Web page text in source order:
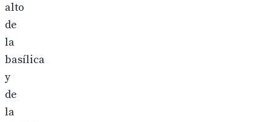
alto
de
la
basílica
y
de
la